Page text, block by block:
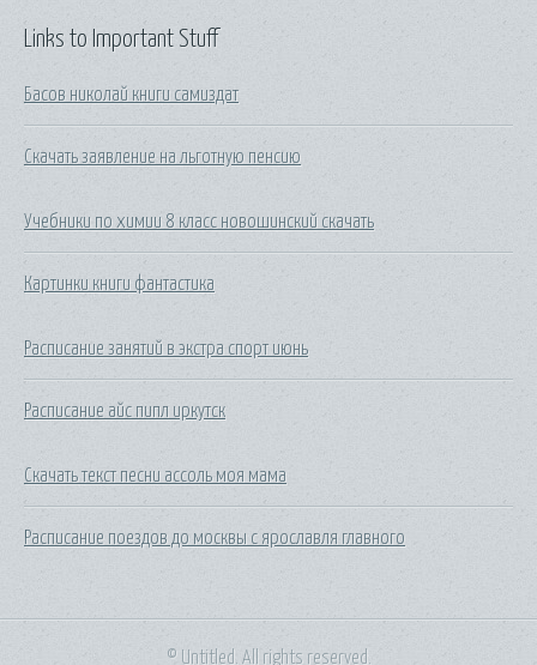
Links to Important Stuff
Басов николай книги самиздат
Скачать заявление на льготную пенсию
Учебники по химии 8 класс новошинский скачать
Картинки книги фантастика
Расписание занятий в экстра спорт июнь
Расписание айс пипл иркутск
Скачать текст песни ассоль моя мама
Расписание поездов до москвы с ярославля главного
© Untitled. All rights reserved.